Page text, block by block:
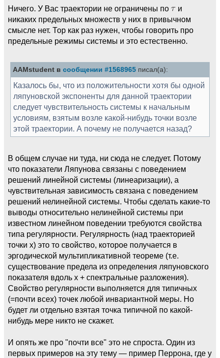
Ничего. У Вас траектории не ограничены по
и
никаких предельных множеств у них в привычном
смысле нет. Тор как раз нужен, чтобы говорить про
предельные режимы системы и это естественно.
AAMstudent в сообщении #1568965 писал(а):
Казалось бы, что из положительности хотя бы одной
ляпуновской экспоненты для данной траектории
следует чувствительность системы к начальным
условиям, взятым возле какой-нибудь точки возле
этой траектории. А почему не получается назад?
В общем случае ни туда, ни сюда не следует. Потому
что показатели Ляпунова связаны с поведением
решений линейной системы (линеаризации), а
чувствительная зависимость связана с поведением
решений нелинейной системы. Чтобы сделать какие-то
выводы относительно нелинейной системы при
известном линейном поведении требуются свойства
типа регулярности. Регулярность (над траекторией
точки x) это то свойство, которое получается в
эргодической мультипликативной теореме (т.е.
существование предела из определения ляпуновского
показателя вдоль x + спектральные разложения).
Свойство регулярности выполняется для типичных
(=почти всех) точек любой инвариантной меры. Но
будет ли отдельно взятая точка типичной по какой-
нибудь мере никто не скажет.
И опять же про "почти все" это не спроста. Один из
первых примеров на эту тему — пример Перрона, где у